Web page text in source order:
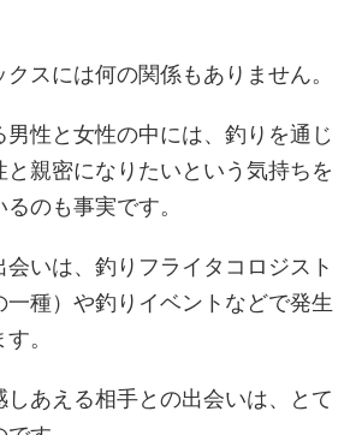
スには何の関係もありません。
男性と女性の中には、釣りを通じ
と親密になりたいという気持ちを
のも事実です。
会いは、釣りフライタコロジスト
一種）や釣りイベントなどで発生
。
あえる相手との出会いは、とて